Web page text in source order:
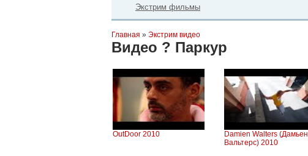
Экстрим фильмы
Главная » Экстрим видео
Видео ? Паркур
OutDoor 2010
Damien Walters (Дамьен
Вальтерс) 2010